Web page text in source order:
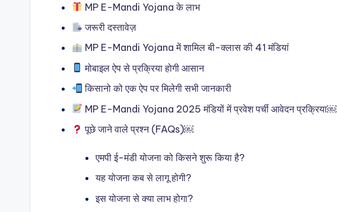
MP E-Mandi Yojana के लाभ
जरूरी दस्तावेज़
MP E-Mandi Yojana में शामिल बी-क्लास की 41 मंडियां
मोबाइल ऐप से प्रक्रिया होगी आसान
किसानो को एक ऐप पर मिलेगी सभी जानकारी
MP E-Mandi Yojana 2025 मंडियों में प्रवेश पर्ची आवेदन प्रक्रिया￼
पूछे जाने वाले प्रश्न (FAQs)￼
एमपी ई-मंडी योजना को किसने शुरू किया है?
यह योजना कब से लागू होगी?
इस योजना से क्या लाभ होगा?